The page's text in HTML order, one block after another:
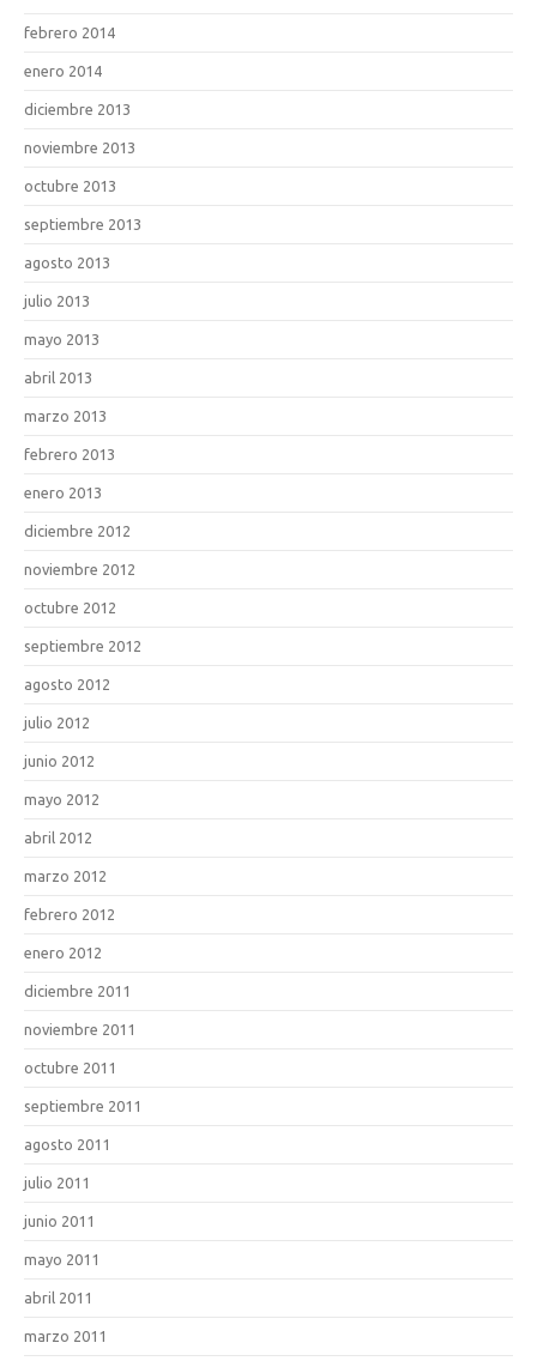
febrero 2014
enero 2014
diciembre 2013
noviembre 2013
octubre 2013
septiembre 2013
agosto 2013
julio 2013
mayo 2013
abril 2013
marzo 2013
febrero 2013
enero 2013
diciembre 2012
noviembre 2012
octubre 2012
septiembre 2012
agosto 2012
julio 2012
junio 2012
mayo 2012
abril 2012
marzo 2012
febrero 2012
enero 2012
diciembre 2011
noviembre 2011
octubre 2011
septiembre 2011
agosto 2011
julio 2011
junio 2011
mayo 2011
abril 2011
marzo 2011